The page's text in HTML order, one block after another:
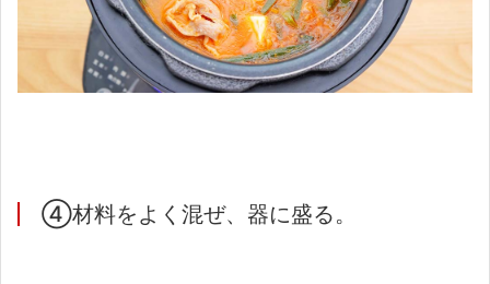
④材料をよく混ぜ、器に盛る。